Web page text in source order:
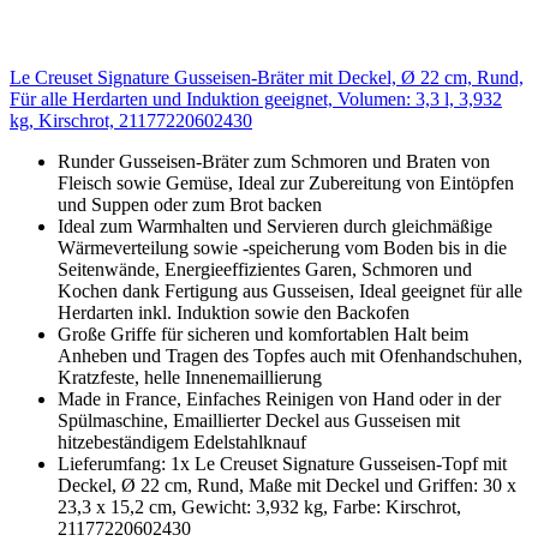
Le Creuset Signature Gusseisen-Bräter mit Deckel, Ø 22 cm, Rund,
Für alle Herdarten und Induktion geeignet, Volumen: 3,3 l, 3,932
kg, Kirschrot, 21177220602430
Runder Gusseisen-Bräter zum Schmoren und Braten von
Fleisch sowie Gemüse, Ideal zur Zubereitung von Eintöpfen
und Suppen oder zum Brot backen
Ideal zum Warmhalten und Servieren durch gleichmäßige
Wärmeverteilung sowie -speicherung vom Boden bis in die
Seitenwände, Energieeffizientes Garen, Schmoren und
Kochen dank Fertigung aus Gusseisen, Ideal geeignet für alle
Herdarten inkl. Induktion sowie den Backofen
Große Griffe für sicheren und komfortablen Halt beim
Anheben und Tragen des Topfes auch mit Ofenhandschuhen,
Kratzfeste, helle Innenemaillierung
Made in France, Einfaches Reinigen von Hand oder in der
Spülmaschine, Emaillierter Deckel aus Gusseisen mit
hitzebeständigem Edelstahlknauf
Lieferumfang: 1x Le Creuset Signature Gusseisen-Topf mit
Deckel, Ø 22 cm, Rund, Maße mit Deckel und Griffen: 30 x
23,3 x 15,2 cm, Gewicht: 3,932 kg, Farbe: Kirschrot,
21177220602430